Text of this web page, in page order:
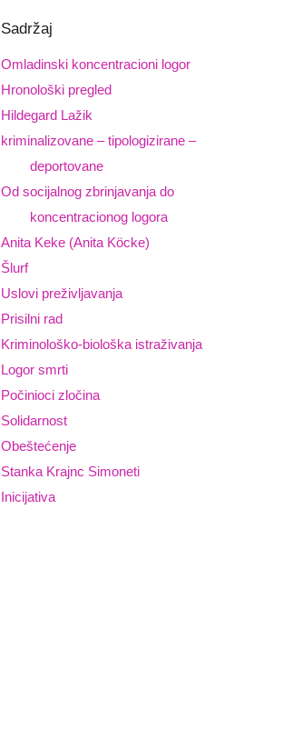
Sadržaj
Omladinski koncentracioni logor
Hronološki pregled
Hildegard Lažik
kriminalizovane – tipologizirane –
deportovane
Od socijalnog zbrinjavanja do
koncentracionog logora
Anita Keke (Anita Köcke)
Šlurf
Uslovi preživljavanja
Prisilni rad
Kriminološko-biološka istraživanja
Logor smrti
Počinioci zločina
Solidarnost
Obeštećenje
Stanka Krajnc Simoneti
Inicijativa